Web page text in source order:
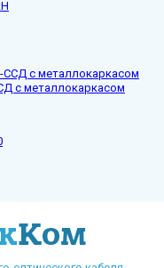
с металлокаркасом